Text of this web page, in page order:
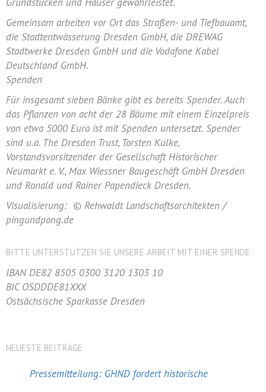
Gemeinsam arbeiten vor Ort das Straßen- und Tiefbauamt,
die Stadtentwässerung Dresden GmbH, die DREWAG
Stadtwerke Dresden GmbH und die Vodafone Kabel
Deutschland GmbH.
Spenden
Für insgesamt sieben Bänke gibt es bereits Spender. Auch
das Pflanzen von acht der 28 Bäume mit einem Einzelpreis
von etwa 5000 Euro ist mit Spenden untersetzt. Spender
sind u.a. The Dresden Trust, Torsten Kulke,
Vorstandsvorsitzender der Gesellschaft Historischer
Neumarkt e. V., Max Wiessner Baugeschäft GmbH Dresden
und Ronald und Rainer Papendieck Dresden.
Visualisierung: © Rehwaldt Landschaftsarchitekten /
pingundpong.de
BITTE UNTERSTÜTZEN SIE UNSERE ARBEIT MIT EINER SPENDE.
IBAN DE82 8505 0300 3120 1303 10
BIC OSDDDE81XXX
Ostsächsische Sparkasse Dresden
NEUESTE BEITRÄGE
Pressemitteilung: GHND fordert historische